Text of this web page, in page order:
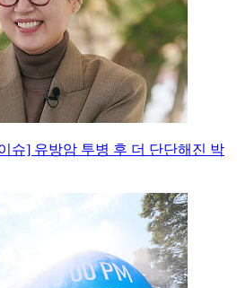
슈] 유방암 투병 후 더 단단해진 박